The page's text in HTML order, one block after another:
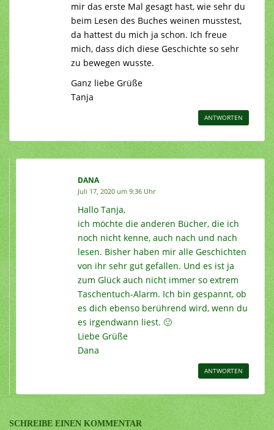
mir das erste Mal gesagt hast, wie sehr du
beim Lesen des Buches weinen musstest,
da hattest du mich ja schon. Ich freue
mich, dass dich diese Geschichte so sehr
zu bewegen wusste.
Ganz liebe Grüße
Tanja
ANTWORTEN
DANA
Juli 17, 2020 um 9:36 Uhr
Hallo Tanja,
ich möchte die anderen Bücher, die ich
noch nicht kenne, auch nach und nach
lesen. Bisher haben mir alle Geschichten
von ihr sehr gut gefallen. Und es ist ja
zum Glück auch nicht immer so extrem
Taschentuch-Alarm. Ich bin gespannt, ob
es dich ebenso berührend wird, wenn du
es irgendwann liest. 🙂
Liebe Grüße
Dana
ANTWORTEN
SCHREIBE EINEN KOMMENTAR